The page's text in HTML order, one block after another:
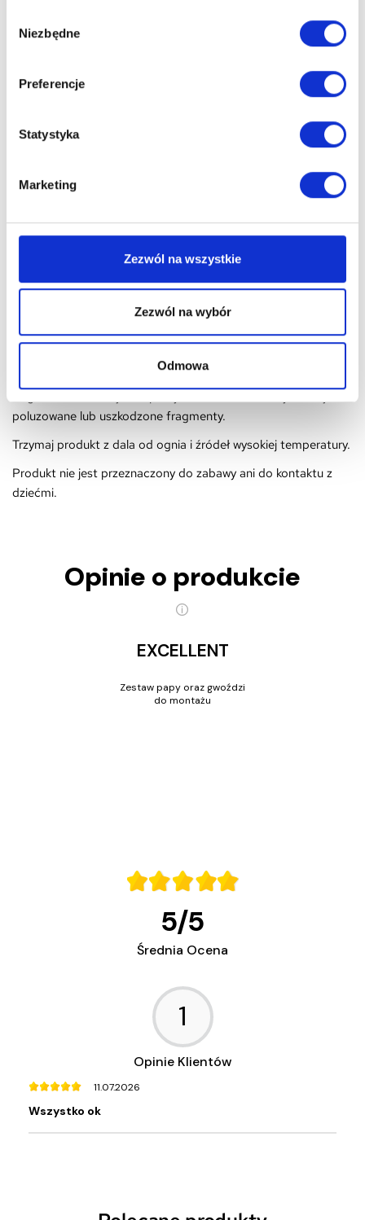
zgody
Niezbędne
Preferencje
Statystyka
Marketing
Zezwól na wszystkie
Zezwól na wybór
Odmowa
montażu w zestawie
gont w 3 kolorach do wyboru: czerwonym, zielonym oraz
Bezpieczeństwo:
Podczas montażu używaj rękawic, obuwia antypoślizgowego
oraz zabezpieczeń do pracy na wysokości.
Nie montuj gontu podczas deszczu, silnego wiatru, mrozu ani
zalecane przez producenta.
Nie używaj elementów uszkodzonych, pękniętych lub
poluzowane lub uszkodzone fragmenty.
Trzymaj produkt z dala od ognia i źródeł wysokiej temperatury.
Produkt nie jest przeznaczony do zabawy ani do kontaktu z
dziećmi.
Opinie o produkcie
EXCELLENT
Zestaw papy oraz gwoździ
do montażu
5/5
Średnia Ocena
1
Opinie Klientów
11.07.2026
Wszystko ok